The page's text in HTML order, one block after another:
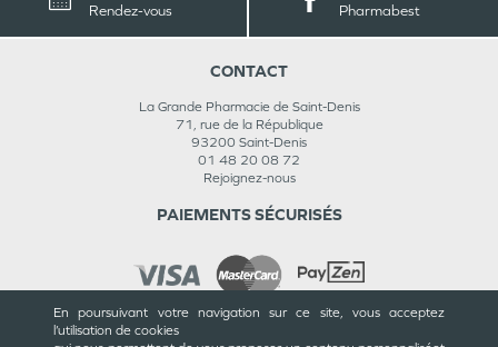
En poursuivant votre navigation sur ce site, vous acceptez
l’utilisation de cookies
Rendez-vous
Pharmabest
CONTACT
La Grande Pharmacie de Saint-Denis
71, rue de la République
93200 Saint-Denis
01 48 20 08 72
Rejoignez-nous
PAIEMENTS SÉCURISÉS